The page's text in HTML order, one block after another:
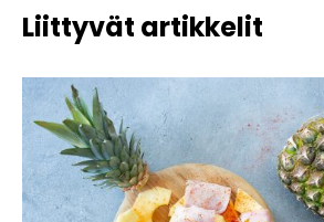
Liittyvät artikkelit